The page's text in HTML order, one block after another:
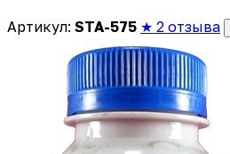
Артикул: STA-575 ★ 2 отзыва